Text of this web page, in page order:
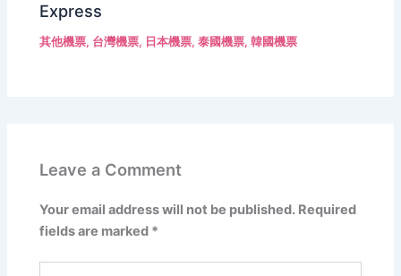
Express
其他機票, 台灣機票, 日本機票,泰國機票,韓國機票
Leave a Comment
Your email address will not be published. Required
fields are marked *